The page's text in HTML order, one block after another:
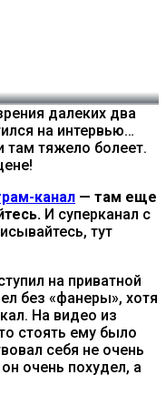
далеких два
на интервью…
там тяжело болеет.
канал — там еще
И суперканал с
тут
на приватной
без «фанеры», хотя
На видео из
стоять ему было
себя не очень
очень похудел, а